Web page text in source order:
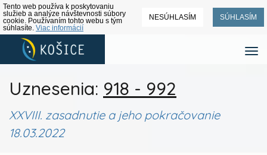
Tento web používa k poskytovaniu
služieb a analýze návštevnosti súbory
cookie. Používaním tohto webu s tým
súhlasíte. Viac informácií
NESÚHLASÍM SÚHLASÍM
Uznesenia: 918 - 992
XXVIII. zasadnutie a jeho pokračovanie
18.03.2022